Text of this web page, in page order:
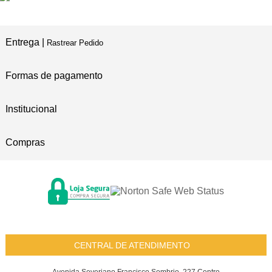
Entrega | Rastrear Pedido
Formas de pagamento
Institucional
Compras
CENTRAL DE ATENDIMENTO